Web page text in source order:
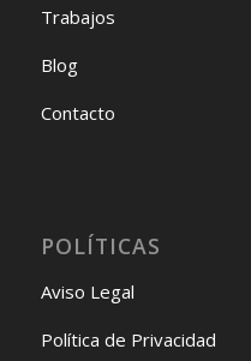
Trabajos
Blog
Contacto
POLÍTICAS
Aviso Legal
Política de Privacidad